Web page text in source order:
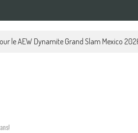
le AEW Dynamite Grand Slam Mexico